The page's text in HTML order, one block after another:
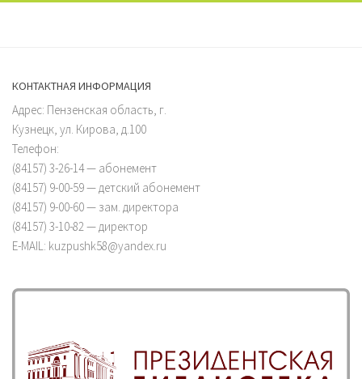
КОНТАКТНАЯ ИНФОРМАЦИЯ
Адрес: Пензенская область, г.
Кузнецк, ул. Кирова, д.100
Телефон:
(84157) 3-26-14 — абонемент
(84157) 9-00-59 — детский абонемент
(84157) 9-00-60 — зам. директора
(84157) 3-10-82 — директор
E-MAIL: kuzpushk58@yandex.ru